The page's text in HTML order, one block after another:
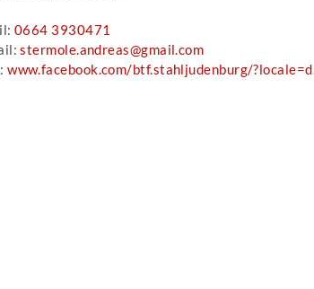
0664 3930471
stermole.andreas@gmail.com
www.facebook.com/btf.stahljudenburg/